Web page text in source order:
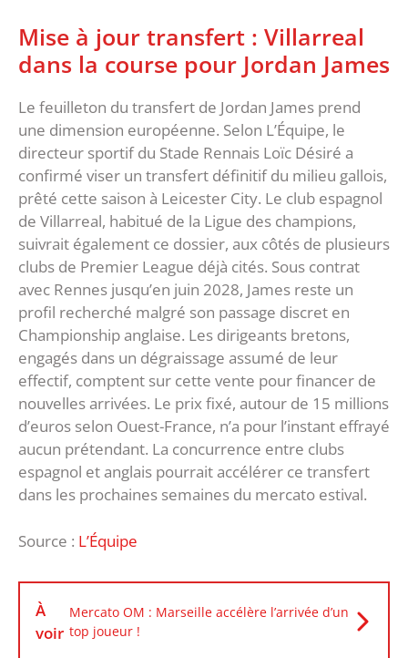
Mise à jour transfert : Villarreal
dans la course pour Jordan James
Le feuilleton du transfert de Jordan James prend
une dimension européenne. Selon L’Équipe, le
directeur sportif du Stade Rennais Loïc Désiré a
confirmé viser un transfert définitif du milieu gallois,
prêté cette saison à Leicester City. Le club espagnol
de Villarreal, habitué de la Ligue des champions,
suivrait également ce dossier, aux côtés de plusieurs
clubs de Premier League déjà cités. Sous contrat
avec Rennes jusqu’en juin 2028, James reste un
profil recherché malgré son passage discret en
Championship anglaise. Les dirigeants bretons,
engagés dans un dégraissage assumé de leur
effectif, comptent sur cette vente pour financer de
nouvelles arrivées. Le prix fixé, autour de 15 millions
d’euros selon Ouest-France, n’a pour l’instant effrayé
aucun prétendant. La concurrence entre clubs
espagnol et anglais pourrait accélérer ce transfert
dans les prochaines semaines du mercato estival.
Source : L’Équipe
À
voir
Mercato OM : Marseille accélère l’arrivée d’un
top joueur !